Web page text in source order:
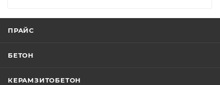
ПРАЙС
БЕТОН
КЕРАМЗИТОБЕТОН